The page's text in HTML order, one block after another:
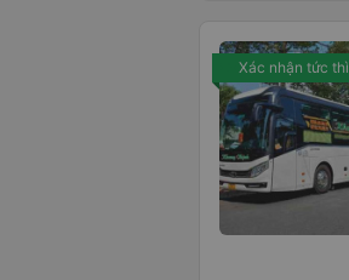
Xác nhận tức thì